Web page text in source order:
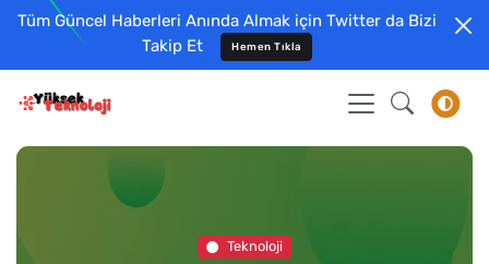
Tüm Güncel Haberleri Anında Almak için Twitter da Bizi
Takip Et
Hemen Tıkla
Teknoloji